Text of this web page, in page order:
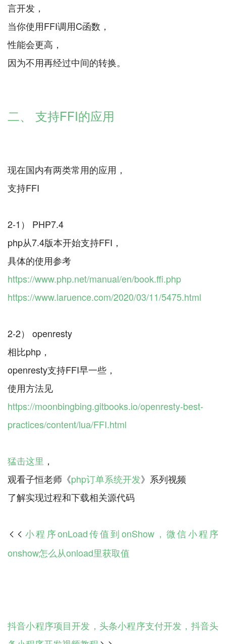
言开发，
当你使用FFI调用C函数，
性能会更高，
因为不用再经过中间的转换。
二、 支持FFI的应用
现在国内有两类常用的应用，
支持FFI
2-1） PHP7.4
php从7.4版本开始支持FFI，
https://www.php.net/manual/en/book.ffi.php
https://www.laruence.com/2020/03/11/5475.html
2-2） openresty
相比php，
openresty支持FFI早一些，
https://moonbingbing.gitbooks.io/openresty-best-
practices/content/lua/FFI.html
猛击这里 ，
观看子恒老师《php订单系统开发》系列视频
 小程序onLoad传值到onShow，微信小程序
onshow怎么从onload里获取值
抖音小程序项目开发，头条小程序支付开发，抖音头